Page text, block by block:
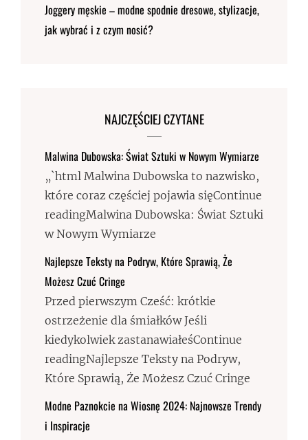
Joggery męskie – modne spodnie dresowe, stylizacje,
jak wybrać i z czym nosić?
NAJCZĘŚCIEJ CZYTANE
Malwina Dubowska: Świat Sztuki w Nowym Wymiarze
„`html Malwina Dubowska to nazwisko,
które coraz częściej pojawia sięContinue
readingMalwina Dubowska: Świat Sztuki
w Nowym Wymiarze
Najlepsze Teksty na Podryw, Które Sprawią, Że
Możesz Czuć Cringe
Przed pierwszym Cześć: krótkie
ostrzeżenie dla śmiałków Jeśli
kiedykolwiek zastanawiałeśContinue
readingNajlepsze Teksty na Podryw,
Które Sprawią, Że Możesz Czuć Cringe
Modne Paznokcie na Wiosnę 2024: Najnowsze Trendy
i Inspiracje